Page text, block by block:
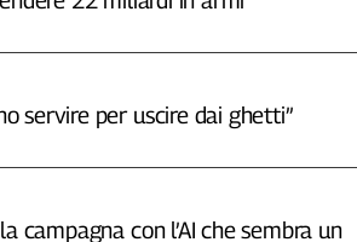
servire per uscire dai ghetti”
campagna con l’AI che sembra un